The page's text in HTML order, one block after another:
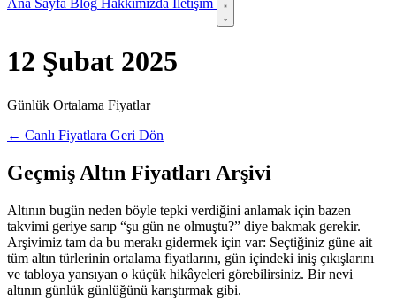
Ana Sayfa Blog Hakkımızda İletişim
12 Şubat 2025
Günlük Ortalama Fiyatlar
← Canlı Fiyatlara Geri Dön
Geçmiş Altın Fiyatları Arşivi
Altının bugün neden böyle tepki verdiğini anlamak için bazen
takvimi geriye sarıp “şu gün ne olmuştu?” diye bakmak gerekir.
Arşivimiz tam da bu merakı gidermek için var: Seçtiğiniz güne ait
tüm altın türlerinin ortalama fiyatlarını, gün içindeki iniş çıkışlarını
ve tabloya yansıyan o küçük hikâyeleri görebilirsiniz. Bir nevi
altının günlük günlüğünü karıştırmak gibi.